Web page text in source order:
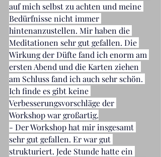
auf mich selbst zu achten und meine
Bedürfnisse nicht immer
hintenanzustellen. Mir haben die
Meditationen sehr gut gefallen. Die
Wirkung der Düfte fand ich enorm am
ersten Abend und die Karten ziehen
am Schluss fand ich auch sehr schön.
Ich finde es gibt keine
Verbesserungsvorschläge der
Workshop war großartig.
- Der Workshop hat mir insgesamt
sehr gut gefallen. Er war gut
strukturiert. Jede Stunde hatte ein